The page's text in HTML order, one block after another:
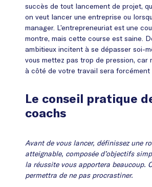
succès de tout lancement de projet,
on veut lancer une entreprise ou
manager. L’entrepreneuriat est une
montre, mais cette course est saine.
ambitieux incitent à se dépasser soi-
vous mettez pas trop de pression, car
à côté de votre travail sera forcément
Le conseil pratique
coachs
Avant de vous lancer, définissez une
atteignable, composée d’objectifs
la réussite vous apportera beaucoup.
permettra de ne pas procrastiner.